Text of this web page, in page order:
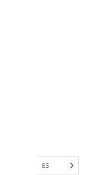
ES